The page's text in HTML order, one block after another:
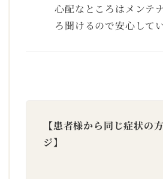
心配なところはメンテ
ろ聞けるので安心してい
【患者様から同じ症状の
ジ